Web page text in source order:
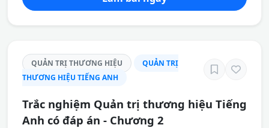
QUẢN TRỊ THƯƠNG HIỆU
QUẢN TRỊ
THƯƠNG HIỆU TIẾNG ANH
Trắc nghiệm Quản trị thương hiệu Tiếng
Anh có đáp án - Chương 2